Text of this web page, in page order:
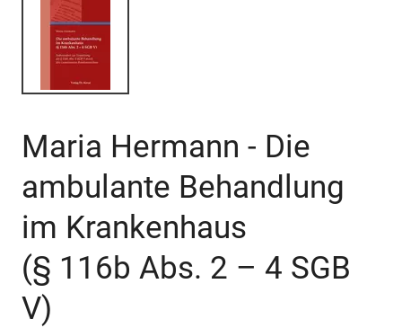
Maria Hermann - Die
ambulante Behandlung
im Krankenhaus
(§ 116b Abs. 2 – 4 SGB
V)